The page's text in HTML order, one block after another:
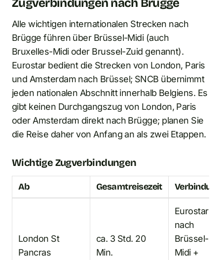
Zugverbindungen nach Brügge
Alle wichtigen internationalen Strecken nach
Brügge führen über Brüssel-Midi (auch
Bruxelles-Midi oder Brussel-Zuid genannt).
Eurostar bedient die Strecken von London, Paris
und Amsterdam nach Brüssel; SNCB übernimmt
jeden nationalen Abschnitt innerhalb Belgiens. Es
gibt keinen Durchgangszug von London, Paris
oder Amsterdam direkt nach Brügge; planen Sie
die Reise daher von Anfang an als zwei Etappen.
Wichtige Zugverbindungen
Ab Gesamtreisezeit Verbindung
London St
Pancras
ca. 3 Std. 20
Min.
Eurostar
nach
Brüssel-
Midi +